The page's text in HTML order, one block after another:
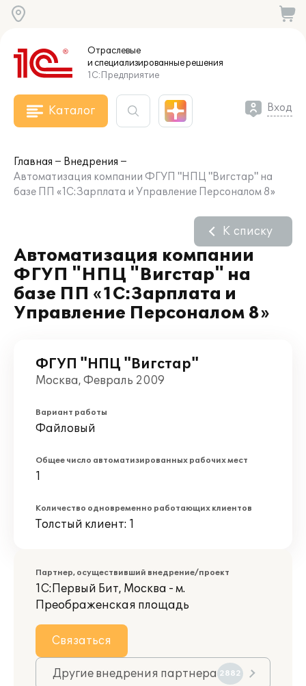
Отраслевые
и специализированныерешения
1С:Предприятие
Каталог Вход
Главная
Внедрения
Автоматизация компании ФГУП "НПЦ "Вигстар" на
базе ПП «1С:Зарплата и Управление Персоналом 8»
Автоматизация компании
ФГУП "НПЦ "Вигстар" на
базе ПП «1С:Зарплата и
Управление Персоналом 8»
К списку
ФГУП "НПЦ "Вигстар"
Москва, Февраль 2009
Вариант работы
Файловый
Общее число автоматизированных рабочих мест
1
Количество одновременно работающих клиентов
Толстый клиент: 1
Партнер, осуществивший внедрение/проект
1С:Первый Бит, Москва - м.
Преображенская площадь
Связаться
Другие внедрения партнера 2882